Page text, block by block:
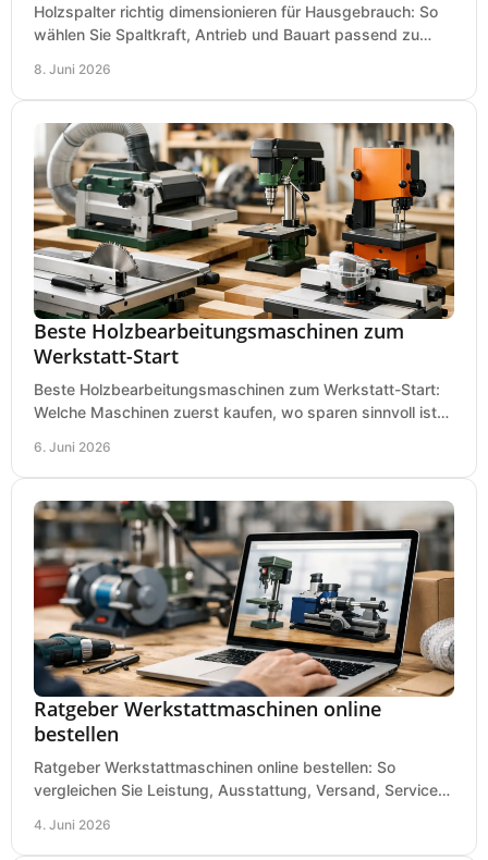
Holzspalter richtig dimensionieren für Hausgebrauch: So
wählen Sie Spaltkraft, Antrieb und Bauart passend zu
8. Juni 2026
Beste Holzbearbeitungsmaschinen zum
Werkstatt-Start
Beste Holzbearbeitungsmaschinen zum Werkstatt-Start:
Welche Maschinen zuerst kaufen, wo sparen sinnvoll ist
6. Juni 2026
Ratgeber Werkstattmaschinen online
bestellen
Ratgeber Werkstattmaschinen online bestellen: So
vergleichen Sie Leistung, Ausstattung, Versand, Service
4. Juni 2026